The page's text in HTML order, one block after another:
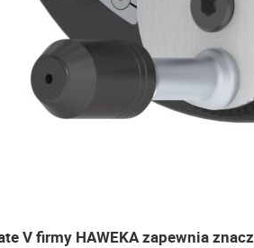
V firmy HAWEKA zapewnia